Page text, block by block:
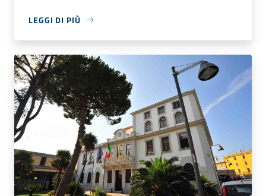
LEGGI DI PIÙ